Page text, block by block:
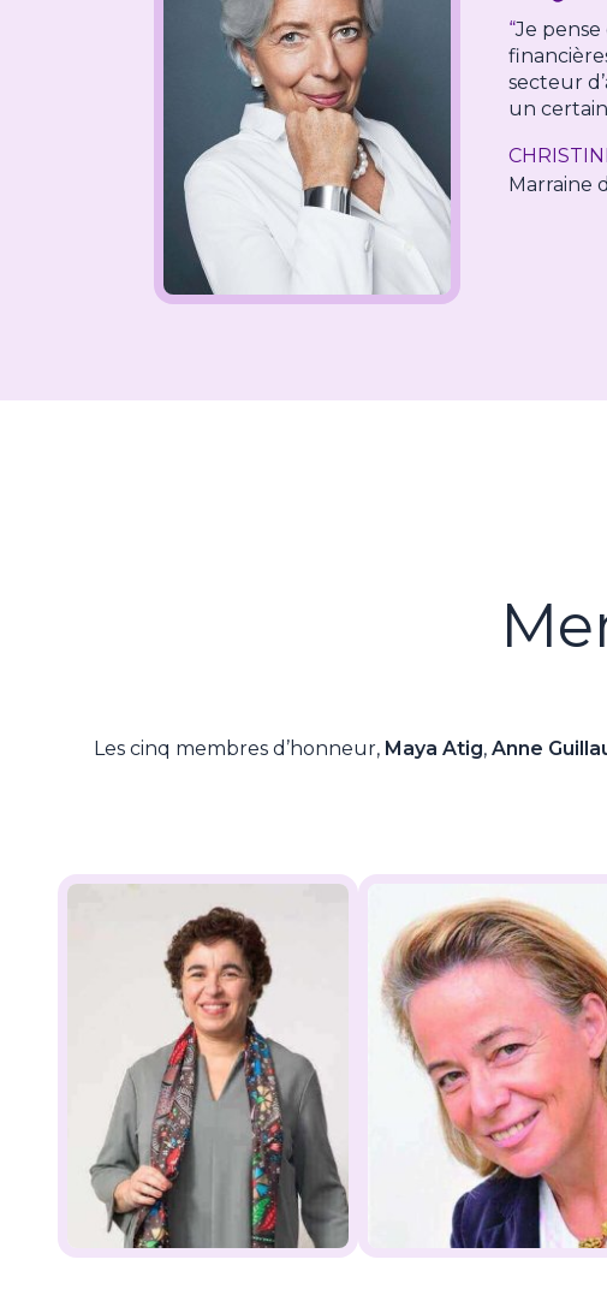
“Je
secteur
un
Marraine
Les cinq membres d’honneur, Maya Atig, Anne